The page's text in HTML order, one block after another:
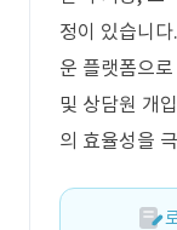
정이 있습니
운 플랫폼으
및 상담원 개
의 효율성을